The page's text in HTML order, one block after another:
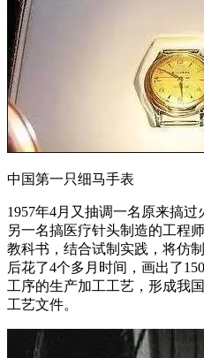
中国第一只细马手表
1957年4月又抽调一名原来搞
另一名搞医疗针头制造的工程
教科书，结合试制实践，将仿
后花了4个多月时间，画出了
工序的生产加工工艺，形成我
工艺文件。